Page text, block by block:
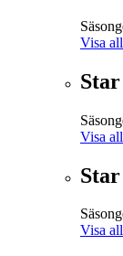
Visa
Visa
Visa